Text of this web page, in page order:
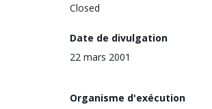
Closed
Date de divulgation
22 mars 2001
Organisme d'exécution